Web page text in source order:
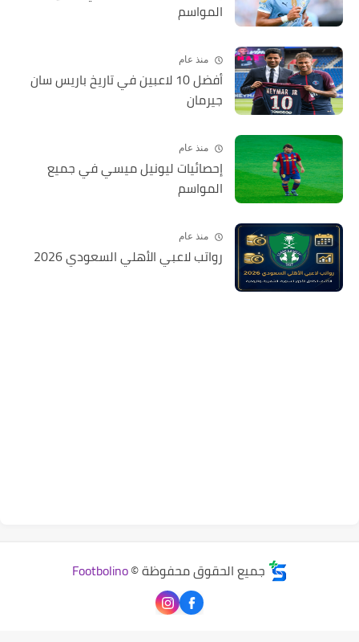
المواسم
منذ عام
أفضل 10 لاعبين في تاريخ باريس سان
جيرمان
منذ عام
إحصائيات ليونيل ميسي في جميع
المواسم
منذ عام
رواتب لاعبي الأهلي السعودي 2026
جميع الحقوق محفوظة ©Footbolino